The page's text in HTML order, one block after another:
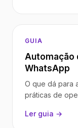
GUIA
Automação
WhatsApp
O que dá para
práticas de
Ler guia →